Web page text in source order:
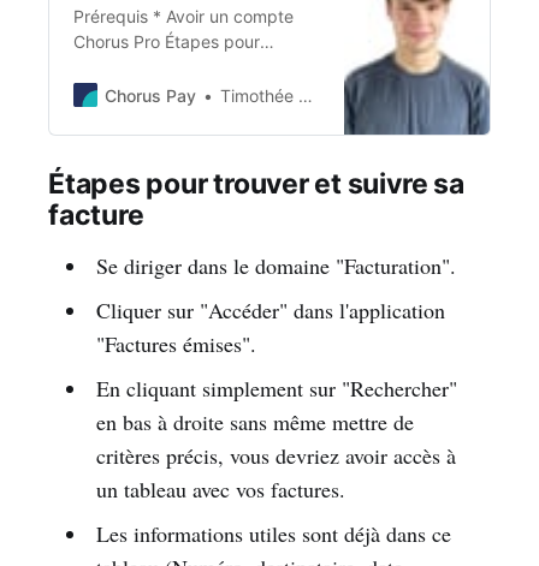
Prérequis * Avoir un compte
Chorus Pro Étapes pour
portail Chorus Pro, puis suivez
droite sur “Se connecter”. *
passe. * Cliquez sur “Se
connecter” * Rendez vous sur
le code à 6
Chorus Pay Timothée Monnier
Étapes pour trouver et suivre sa
facture
Se diriger dans le domaine "Facturation".
Cliquer sur "Accéder" dans l'application
"Factures émises".
En cliquant simplement sur "Rechercher"
en bas à droite sans même mettre de
critères précis, vous devriez avoir accès à
un tableau avec vos factures.
Les informations utiles sont déjà dans ce